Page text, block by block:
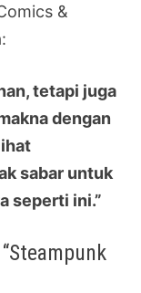
&
tetapi juga
dengan
sabar untuk
seperti ini.”